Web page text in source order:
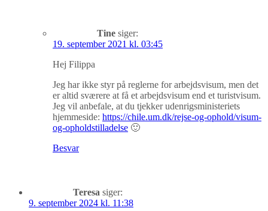
Tine siger:
19. september 2021 kl. 03:45
Hej Filippa
Jeg har ikke styr på reglerne for arbejdsvisum, men det
er altid sværere at få et arbejdsvisum end et turistvisum.
Jeg vil anbefale, at du tjekker udenrigsministeriets
hjemmeside: https://chile.um.dk/rejse-og-ophold/visum-
og-opholdstilladelse 🙂
Besvar
Teresa siger:
9. september 2024 kl. 11:38